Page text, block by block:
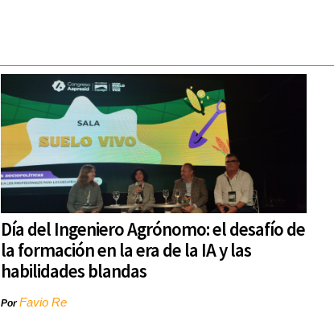
Día del Ingeniero Agrónomo: el desafío de
la formación en la era de la IA y las
habilidades blandas
PorFavio Re